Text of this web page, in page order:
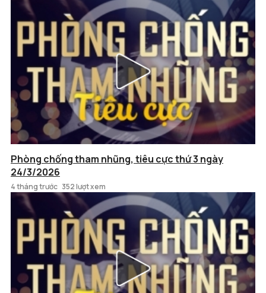
Phòng chống tham nhũng, tiêu cực thứ 3 ngày
24/3/2026
4 tháng trước 352 lượt xem